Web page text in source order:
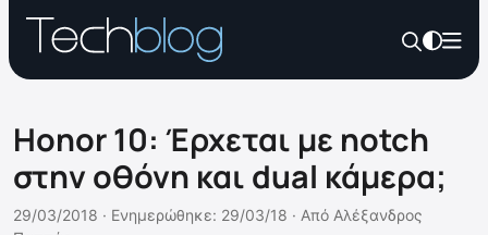
Honor 10: Έρχεται με notch
στην οθόνη και dual κάμερα;
29/03/2018 · Ενημερώθηκε: 29/03/18 · Από Αλέξανδρος